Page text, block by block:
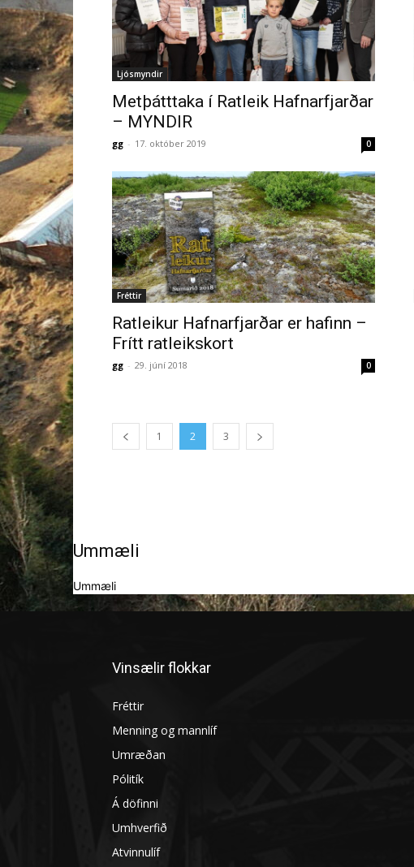
Ljósmyndir
Metþátttaka í Ratleik Hafnarfjarðar
– MYNDIR
gg - 17. október 2019 0
Fréttir
Ratleikur Hafnarfjarðar er hafinn –
Frítt ratleikskort
gg - 29. júní 2018 0
1 2 3
Ummæli
Ummæli
Vinsælir flokkar
Fréttir
Menning og mannlíf
Umræðan
Pólitík
Á döfinni
Umhverfið
Atvinnulíf